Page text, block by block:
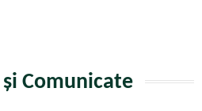
Comunicate